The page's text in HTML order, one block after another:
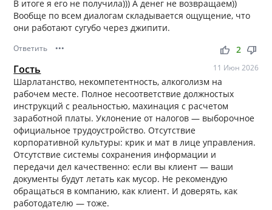
В итоге я его не получила))) А денег не возвращаем))
Вообще по всем диалогам складывается ощущение, что
они работают сугубо через джипити.
Ответить ••• thumb_up thumb_down
2
Гость 11 Июн 2026
Шарлатанство, некомпетентность, алкоголизм на
рабочем месте. Полное несоответствие должностых
инструкций с реальностью, махинация с расчетом
заработной платы. Уклонение от налогов — выборочное
официальное трудоустройство. Отсутствие
корпоративной культуры: крик и мат в лице управления.
Отсутствие системы сохранения информации и
передачи дел качественно: если вы клиент — ваши
документы будут летать как мусор. Не рекомендую
обращаться в компанию, как клиент. И доверять, как
работодателю — тоже.